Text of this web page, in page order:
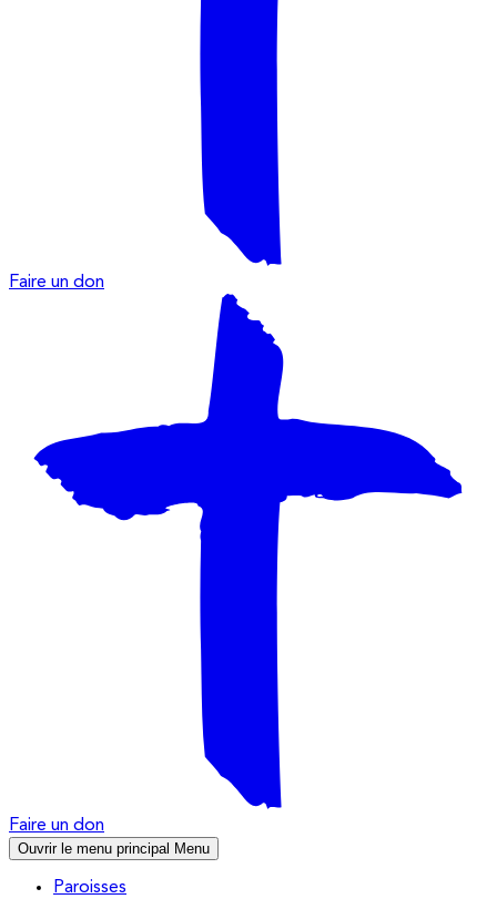
Faire un don
Faire un don
Ouvrir le menu principal Menu
Paroisses